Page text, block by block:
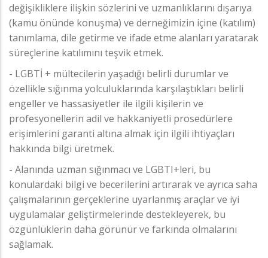
değişikliklere ilişkin sözlerini ve uzmanlıklarını dışarıya
(kamu önünde konuşma) ve derneğimizin içine (katılım)
tanımlama, dile getirme ve ifade etme alanları yaratarak
süreçlerine katılımını teşvik etmek.
- LGBTİ + mültecilerin yaşadığı belirli durumlar ve
özellikle sığınma yolculuklarında karşılaştıkları belirli
engeller ve hassasiyetler ile ilgili kişilerin ve
profesyonellerin adil ve hakkaniyetli prosedürlere
erişimlerini garanti altına almak için ilgili ihtiyaçları
hakkında bilgi üretmek.
- Alanında uzman sığınmacı ve LGBTI+leri, bu
konulardaki bilgi ve becerilerini artırarak ve ayrıca saha
çalışmalarının gerçeklerine uyarlanmış araçlar ve iyi
uygulamalar geliştirmelerinde destekleyerek, bu
özgünlüklerin daha görünür ve farkında olmalarını
sağlamak.